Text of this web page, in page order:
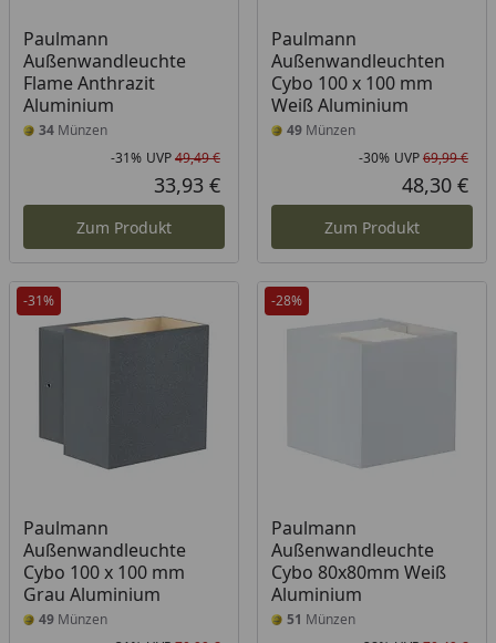
Paulmann
Außenwandleuchte
Flame Anthrazit
Aluminium
34 Münzen
Rabatt in Prozent
-31%
Ursprünglicher Preis
UVP49,49 €
Aktueller Preis
33,93 €
Zum Produkt
Paulmann
Außenwandleuchten
Cybo 100 x 100 mm
Weiß Aluminium
49Münzen
-30% UVP69,99 €
48,30 €
Zum Produkt
-31%
Paulmann
Außenwandleuchte
Cybo 100 x 100 mm
Grau Aluminium
49 Münzen
-28%
Paulmann
Außenwandleuchte
Cybo 80x80mm Weiß
Aluminium
51 Münzen